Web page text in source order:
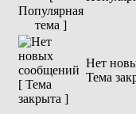
Нет
Тема